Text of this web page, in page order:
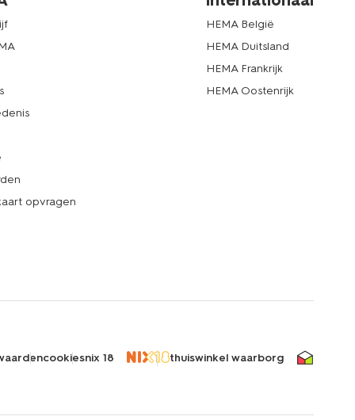
opvragen
HEMA België
HEMA Duitsland
HEMA Frankrijk
HEMA Oostenrijk
cookiesnix 18 thuiswinkel waarborg